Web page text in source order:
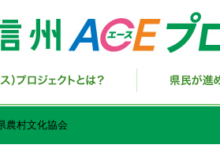
農村文化協会